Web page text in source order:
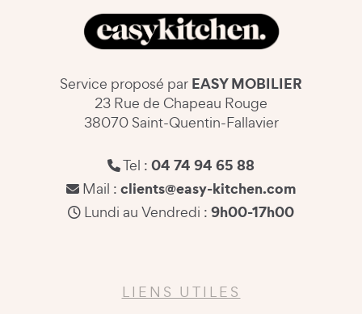
Service proposé par EASY MOBILIER
23 Rue de Chapeau Rouge
38070 Saint-Quentin-Fallavier
Tel : 04 74 94 65 88
Mail : clients@easy-kitchen.com
Lundi au Vendredi : 9h00-17h00
LIENS UTILES